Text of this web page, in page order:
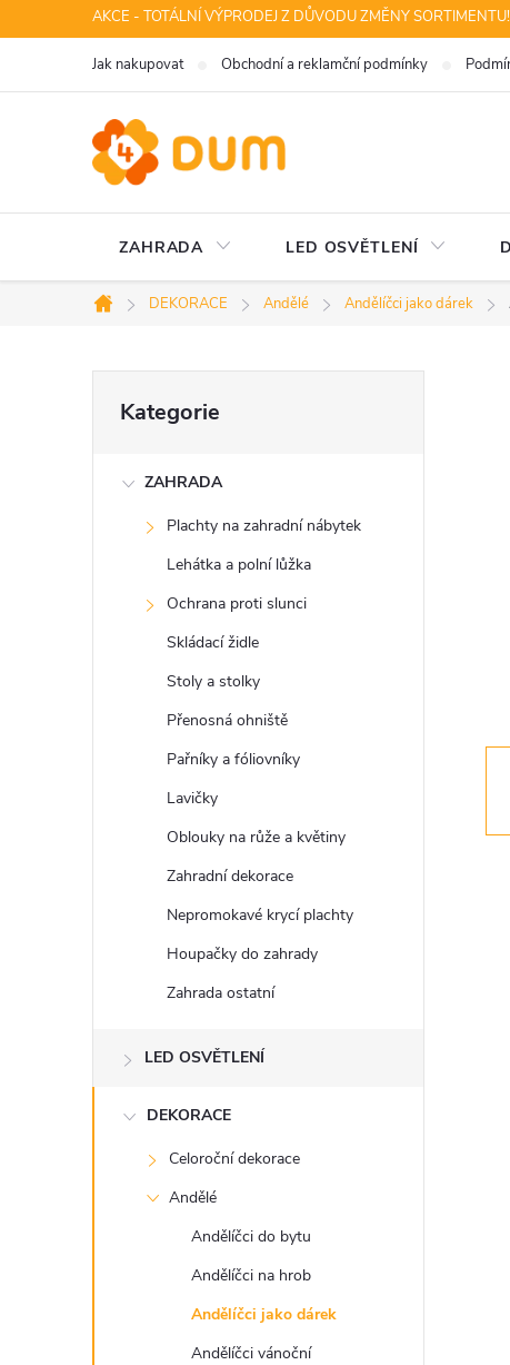
na
AKCE - TOTÁLNÍ VÝPRODEJ Z DŮVODU ZMĚNY SORTIMENTU!
Jak nakupovat Obchodní a reklamční podmínky
ZAHRADA LED OSVĚTLENÍ
Domů
DEKORACE Andělé Andělíčci jako dárek
kategorie
Kategorie
ZAHRADA
Plachty na zahradní nábytek
Lehátka a polní lůžka
Ochrana proti slunci
Skládací židle
Stoly a stolky
Přenosná ohniště
Pařníky a fóliovníky
Lavičky
Oblouky na růže a květiny
Zahradní dekorace
Nepromokavé krycí plachty
Houpačky do zahrady
Zahrada ostatní
LED OSVĚTLENÍ
DEKORACE
Celoroční dekorace
Andělé
Andělíčci do bytu
Andělíčci na hrob
Andělíčci jako dárek
Andělíčci vánoční